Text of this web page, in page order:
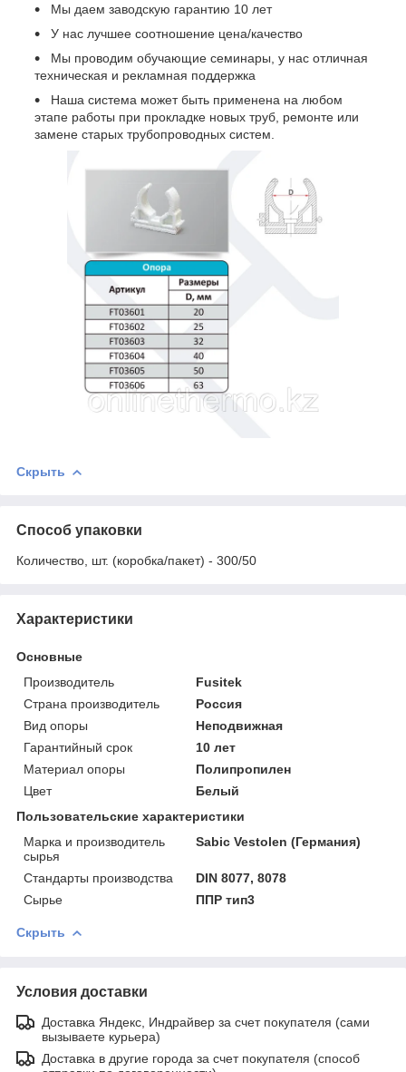
Мы даем заводскую гарантию 10 лет
У нас лучшее соотношение цена/качество
Мы проводим обучающие семинары, у нас отличная
техническая и рекламная поддержка
Наша система может быть применена на любом
этапе работы при прокладке новых труб, ремонте или
замене старых трубопроводных систем.
Скрыть
Способ упаковки
Количество, шт. (коробка/пакет) - 300/50
Характеристики
Основные
Производитель
Fusitek
Страна производитель
Россия
Вид опоры
Неподвижная
Гарантийный срок
10 лет
Материал опоры
Полипропилен
Цвет
Белый
Пользовательские характеристики
Марка и производитель
сырья
Sabic Vestolen (Германия)
Стандарты производства
DIN 8077, 8078
Сырье
ППР тип3
Скрыть
Условия доставки
Доставка Яндекс, Индрайвер за счет покупателя (сами
вызываете курьера)
Доставка в другие города за счет покупателя (способ